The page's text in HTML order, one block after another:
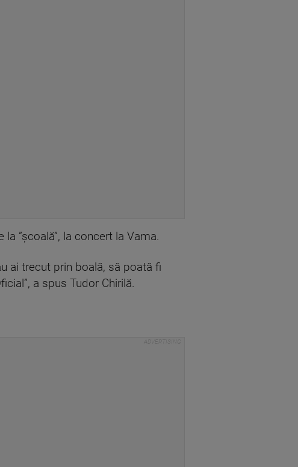
”școală”, la concert la Vama.
ai trecut prin boală, să poată fi
a spus Tudor Chirilă.